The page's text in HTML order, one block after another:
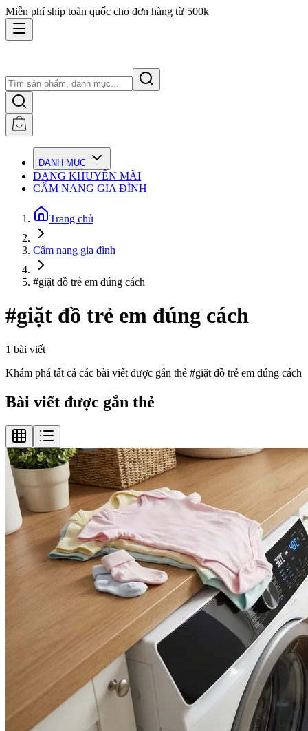
Miễn phí ship toàn quốc cho đơn hàng từ 500k
DANH MỤC
ĐANG KHUYẾN MÃI
CẨM NANG GIA ĐÌNH
Trang chủ
Cẩm nang gia đình
#giặt đồ trẻ em đúng cách
#giặt đồ trẻ em đúng cách
1 bài viết
Khám phá tất cả các bài viết được gắn thẻ #giặt đồ trẻ em đúng cách
Bài viết được gắn thẻ